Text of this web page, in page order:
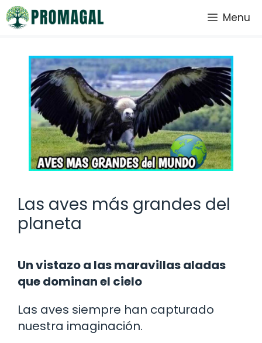
Saltar
al
Menu
Las aves más grandes del
planeta
Un vistazo a las maravillas aladas
que dominan el cielo
Las aves siempre han capturado
nuestra imaginación.